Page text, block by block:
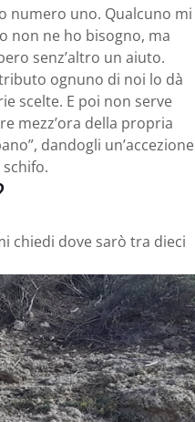
numero uno. Qualcuno mi
non ne ho bisogno, ma
senz’altro un aiuto.
ognuno di noi lo dà
scelte. E poi non serve
mezz’ora della propria
dandogli un’accezione
chiedi dove sarò tra dieci